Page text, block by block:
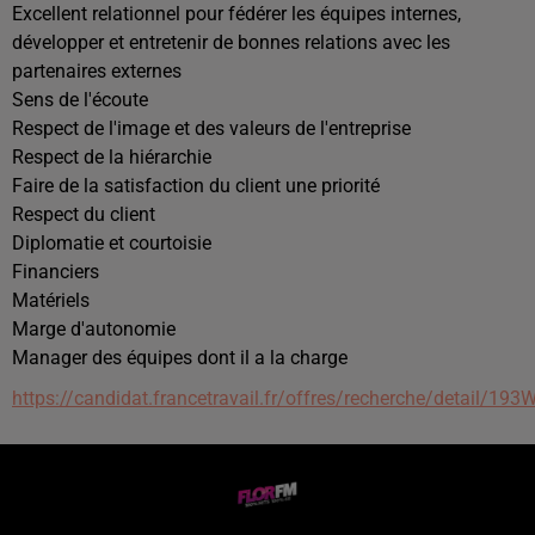
Excellent relationnel pour fédérer les équipes internes,
développer et entretenir de bonnes relations avec les
partenaires externes
Sens de l'écoute
Respect de l'image et des valeurs de l'entreprise
Respect de la hiérarchie
Faire de la satisfaction du client une priorité
Respect du client
Diplomatie et courtoisie
Financiers
Matériels
Marge d'autonomie
Manager des équipes dont il a la charge
https://candidat.francetravail.fr/offres/recherche/detail/